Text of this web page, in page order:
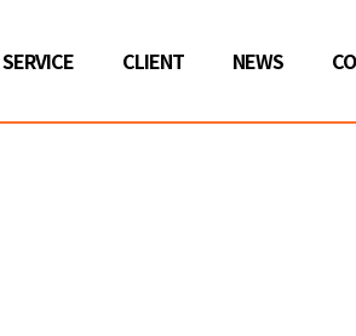
CLIENT NEWS